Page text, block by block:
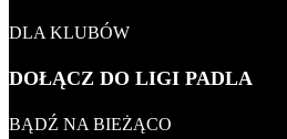
KLUBOWY
DLA KLUBÓW
DOŁĄCZ DO LIGI PADLA
BĄDŹ NA BIEŻĄCO